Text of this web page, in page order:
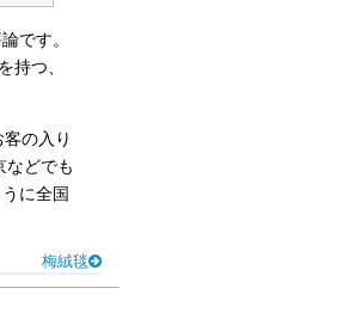
です。
持つ、
の入り
などでも
に全国
梅絨毯